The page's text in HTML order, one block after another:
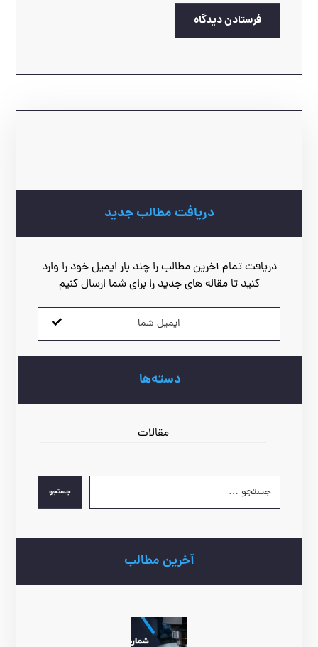
فرستادن دیدگاه
دریافت مطالب جدید
دریافت تمام آخرین مطالب را چند بار ایمیل خود را وارد
کنید تا مقاله های جدید را برای شما ارسال کنیم
دسته‌ها
مقالات
جستجو
آخرین مطالب